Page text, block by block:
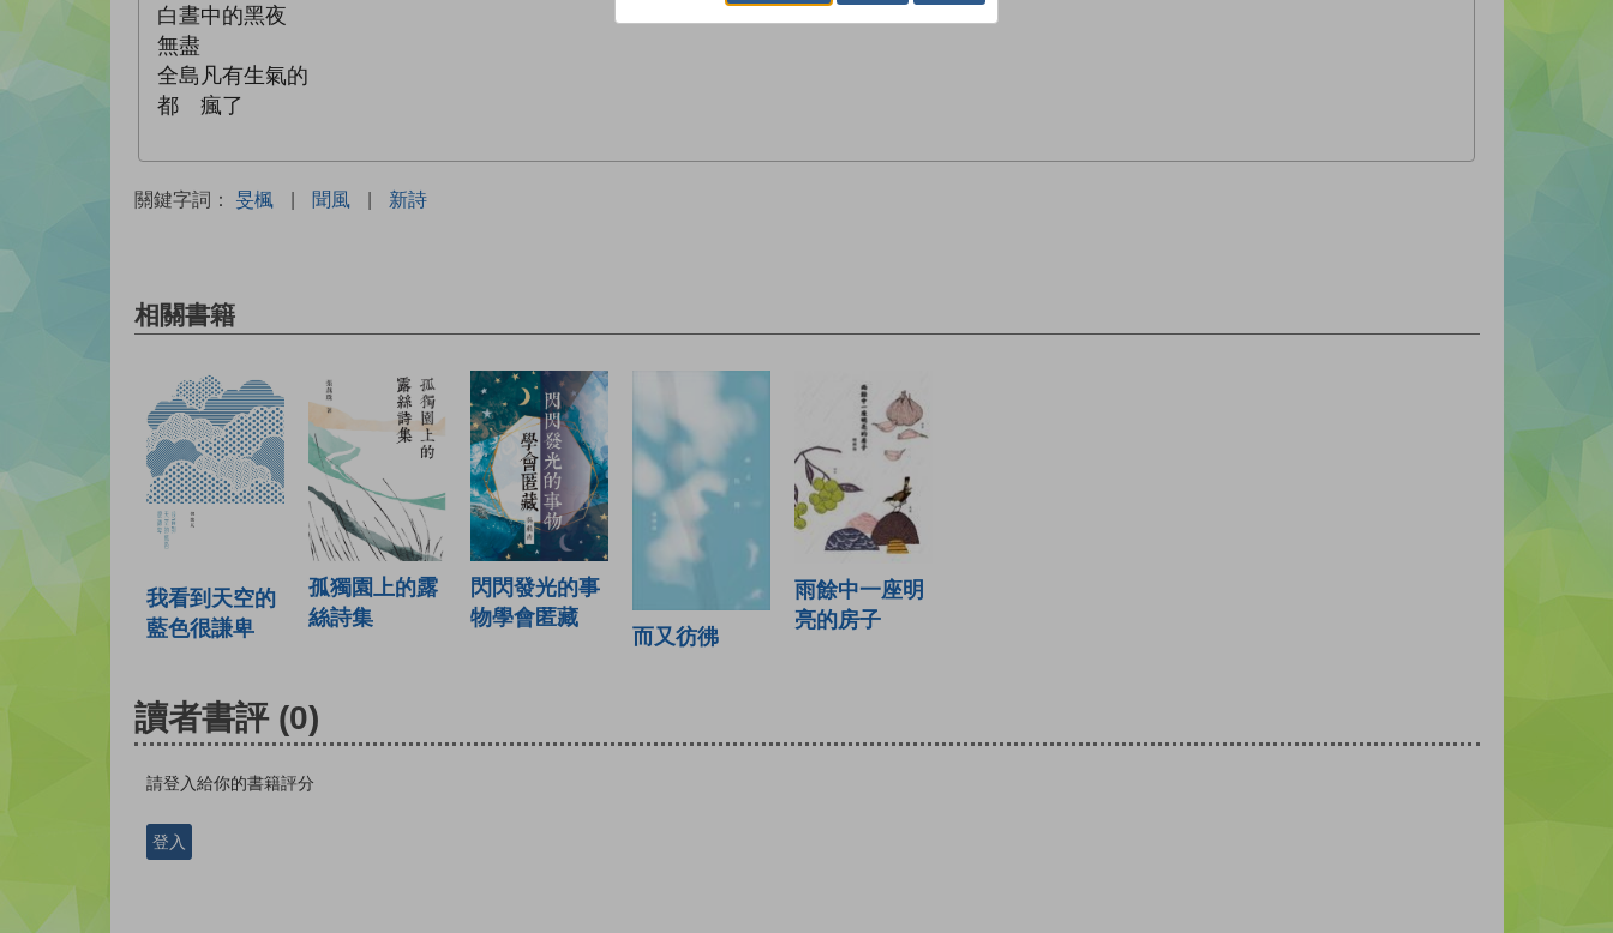
白晝中的黑夜
無盡
全島凡有生氣的
都 瘋了
關鍵字詞： 旻楓 | 聞風 | 新詩
相關書籍
我看到天空的
藍色很謙卑
孤獨園上的露
絲詩集
閃閃發光的事
物學會匿藏
而又彷彿
雨餘中一座明
亮的房子
讀者書評 (0)
請登入給你的書籍評分
登入